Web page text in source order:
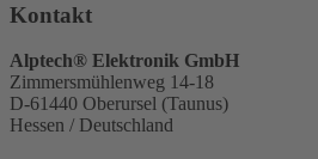
Kontakt
Alptech® Elektronik GmbH
Zimmersmühlenweg 14-18
D-61440 Oberursel (Taunus)
Hessen / Deutschland